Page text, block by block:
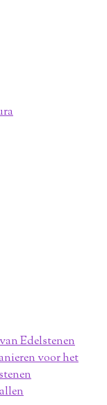
Edelstenen
voor het